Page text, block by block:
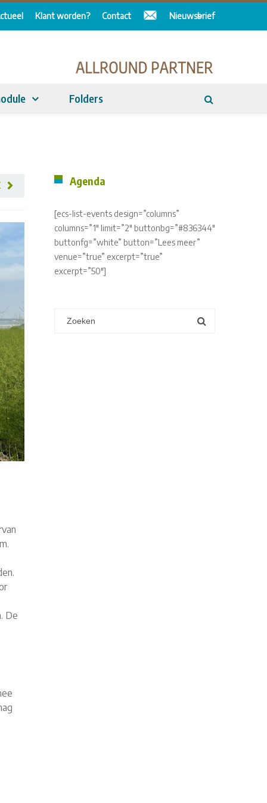
Klant worden? Contact Nieuwsbrief
Folders
De
Agenda
[ecs-list-events design=”columns”
columns=”1″ limit=”2″ buttonbg=”#836344″
buttonfg=”white” button=”Lees meer”
venue=”true” excerpt=”true”
excerpt=”50″]